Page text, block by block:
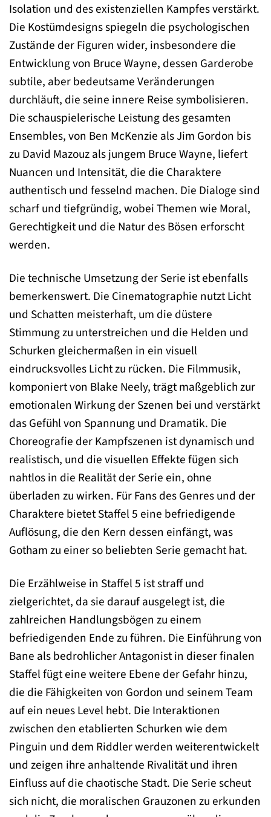
Isolation und des existenziellen Kampfes verstärkt.
Die Kostümdesigns spiegeln die psychologischen
Zustände der Figuren wider, insbesondere die
Entwicklung von Bruce Wayne, dessen Garderobe
subtile, aber bedeutsame Veränderungen
durchläuft, die seine innere Reise symbolisieren.
Die schauspielerische Leistung des gesamten
Ensembles, von Ben McKenzie als Jim Gordon bis
zu David Mazouz als jungem Bruce Wayne, liefert
Nuancen und Intensität, die die Charaktere
authentisch und fesselnd machen. Die Dialoge sind
scharf und tiefgründig, wobei Themen wie Moral,
Gerechtigkeit und die Natur des Bösen erforscht
werden.
Die technische Umsetzung der Serie ist ebenfalls
bemerkenswert. Die Cinematographie nutzt Licht
und Schatten meisterhaft, um die düstere
Stimmung zu unterstreichen und die Helden und
Schurken gleichermaßen in ein visuell
eindrucksvolles Licht zu rücken. Die Filmmusik,
komponiert von Blake Neely, trägt maßgeblich zur
emotionalen Wirkung der Szenen bei und verstärkt
das Gefühl von Spannung und Dramatik. Die
Choreografie der Kampfszenen ist dynamisch und
realistisch, und die visuellen Effekte fügen sich
nahtlos in die Realität der Serie ein, ohne
überladen zu wirken. Für Fans des Genres und der
Charaktere bietet Staffel 5 eine befriedigende
Auflösung, die den Kern dessen einfängt, was
Gotham zu einer so beliebten Serie gemacht hat.
Die Erzählweise in Staffel 5 ist straff und
zielgerichtet, da sie darauf ausgelegt ist, die
zahlreichen Handlungsbögen zu einem
befriedigenden Ende zu führen. Die Einführung von
Bane als bedrohlicher Antagonist in dieser finalen
Staffel fügt eine weitere Ebene der Gefahr hinzu,
die die Fähigkeiten von Gordon und seinem Team
auf ein neues Level hebt. Die Interaktionen
zwischen den etablierten Schurken wie dem
Pinguin und dem Riddler werden weiterentwickelt
und zeigen ihre anhaltende Rivalität und ihren
Einfluss auf die chaotische Stadt. Die Serie scheut
sich nicht, die moralischen Grauzonen zu erkunden